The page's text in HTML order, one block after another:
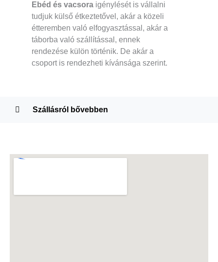
Ebéd és vacsora igénylését is vállalni
tudjuk külső étkeztetővel, akár a közeli
étteremben való elfogyasztással, akár a
táborba való szállítással, ennek
rendezése külön történik. De akár a
csoport is rendezheti kívánsága szerint.
Szállásról bővebben